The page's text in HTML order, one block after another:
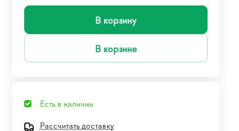
В корзину
В корзине
Есть в наличии
Рассчитать доставку